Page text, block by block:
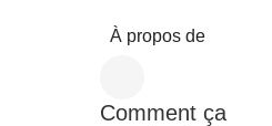
À propos de
Comment ça